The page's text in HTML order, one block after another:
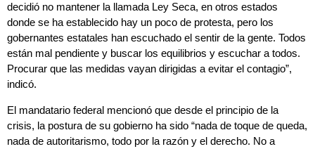
decidió no mantener la llamada Ley Seca, en otros estados
donde se ha establecido hay un poco de protesta, pero los
gobernantes estatales han escuchado el sentir de la gente. Todos
están mal pendiente y buscar los equilibrios y escuchar a todos.
Procurar que las medidas vayan dirigidas a evitar el contagio”,
indicó.
El mandatario federal mencionó que desde el principio de la
crisis, la postura de su gobierno ha sido “nada de toque de queda,
nada de autoritarismo, todo por la razón y el derecho. No a